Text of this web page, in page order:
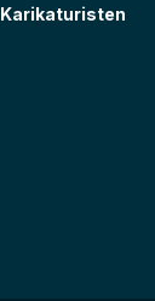
Karikaturisten